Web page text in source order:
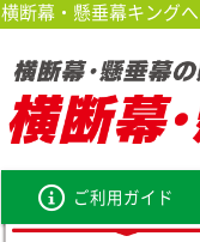
横断幕・懸垂幕キング
ご利用ガイド